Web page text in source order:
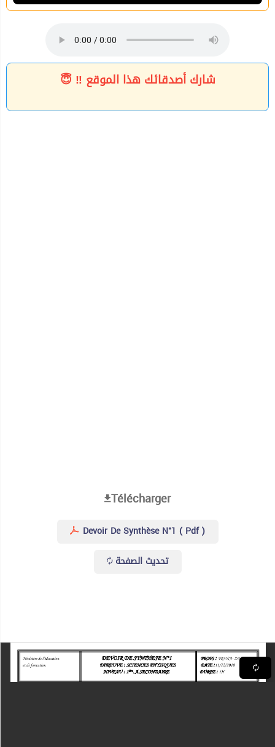
شارك أصدقائك هذا الموقع ‼ 😇
Télécharger
Devoir De Synthèse N°1 ( Pdf )
تحديث الصفحة